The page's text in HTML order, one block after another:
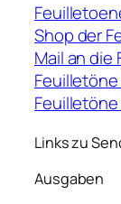
Shop der
Mail an die
Links zu
Ausgaben